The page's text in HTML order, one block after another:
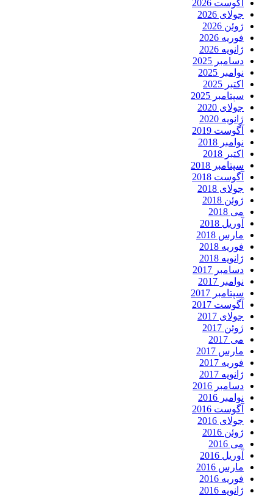
آگوست 2026
جولای 2026
ژوئن 2026
فوریه 2026
ژانویه 2026
دسامبر 2025
نوامبر 2025
اکتبر 2025
سپتامبر 2025
جولای 2020
ژانویه 2020
آگوست 2019
نوامبر 2018
اکتبر 2018
سپتامبر 2018
آگوست 2018
جولای 2018
ژوئن 2018
می 2018
آوریل 2018
مارس 2018
فوریه 2018
ژانویه 2018
دسامبر 2017
نوامبر 2017
سپتامبر 2017
آگوست 2017
جولای 2017
ژوئن 2017
می 2017
مارس 2017
فوریه 2017
ژانویه 2017
دسامبر 2016
نوامبر 2016
آگوست 2016
جولای 2016
ژوئن 2016
می 2016
آوریل 2016
مارس 2016
فوریه 2016
ژانویه 2016